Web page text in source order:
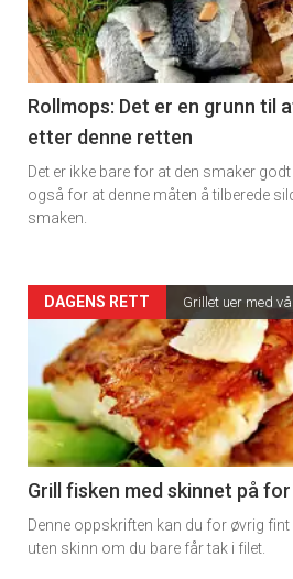
Få ukentlige
Apéritif
Vi tilbyr flere ukentlige
kan fritt velge hvilke du
-
section
11
Dagens
rett
Rollmops: Det er en grunn til
etter denne retten
Det er ikke bare for at den smaker
også for at denne måten å tilberede
smaken.
Artikler
detail
-
section
11
Ukens
DAGENS RETT Grillet uer med
Grill fisken med skinnet på
Denne oppskriften kan du for øvrig fint
uten skinn om du bare får tak i filet.